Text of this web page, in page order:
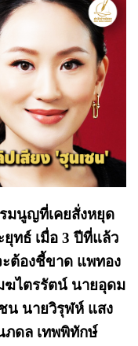
มนูญที่เคยสั่งหยุด
ทธ์ เมื่อ 3 ปีที่แล้ว
ต้องชี้ขาด แพทอง
ฆไตรรัตน์ นายอุดม
นายวิรุฬห์ แสง
ภดล เทพพิทักษ์